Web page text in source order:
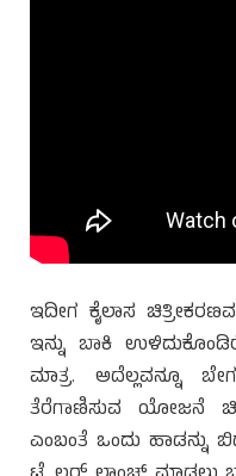
ಇದೀಗ ಕೈಲಾಸ
ಇನ್ನು ಬಾಕಿ
ಮಾತ್ರ. ಅದೆಲ್ಲವನ್ನೂ
ತೆರೆಗಾಣಿಸುವ ಯೋಜನೆ
ಎಂಬಂತೆ ಒಂದು ಹಾಡನ್ನು